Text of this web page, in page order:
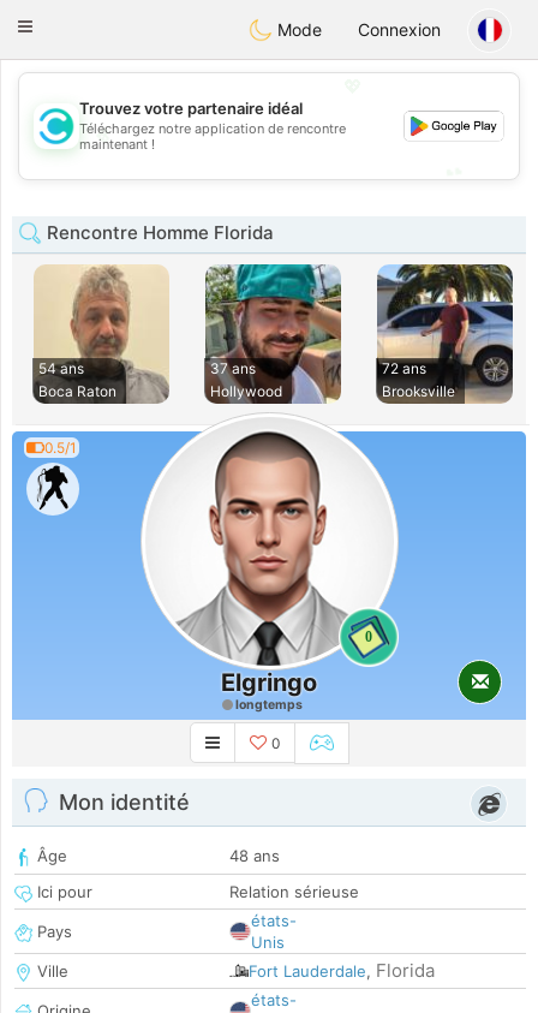
olombiaCitas
Toggle
Mode Connexion
💖
💕
Trouvez votre partenaire idéal
Téléchargez notre application de rencontre
maintenant !
Rencontre Homme Florida
54 ans
Boca Raton
37 ans
Hollywood
72 ans
Brooksville
0.5/1
0
Elgringo
longtemps
0
Mon identité
Âge
48 ans
Ici pour
Relation sérieuse
Pays
états-
Unis
Ville
Fort Lauderdale, Florida
états-